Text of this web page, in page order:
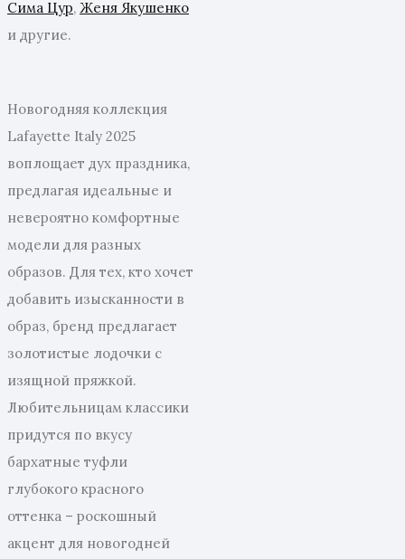
Сима Цур, Женя Якушенко
и другие.
Новогодняя коллекция
Lafayette Italy 2025
воплощает дух праздника,
предлагая идеальные и
невероятно комфортные
модели для разных
образов. Для тех, кто хочет
добавить изысканности в
образ, бренд предлагает
золотистые лодочки с
изящной пряжкой.
Любительницам классики
придутся по вкусу
бархатные туфли
глубокого красного
оттенка – роскошный
акцент для новогодней